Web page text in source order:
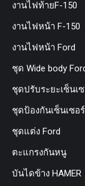
งานไฟท้ายF-150
งานไฟหน้า F-150
งานไฟหน้า Ford
ชุด Wide body
ชุดปรับระยะเซ็นเ
ชุดป้องกันเซ็นเซอ
ชุดแต่ง Ford
ตะแกรงกันหนู
บันไดข้าง HAMER